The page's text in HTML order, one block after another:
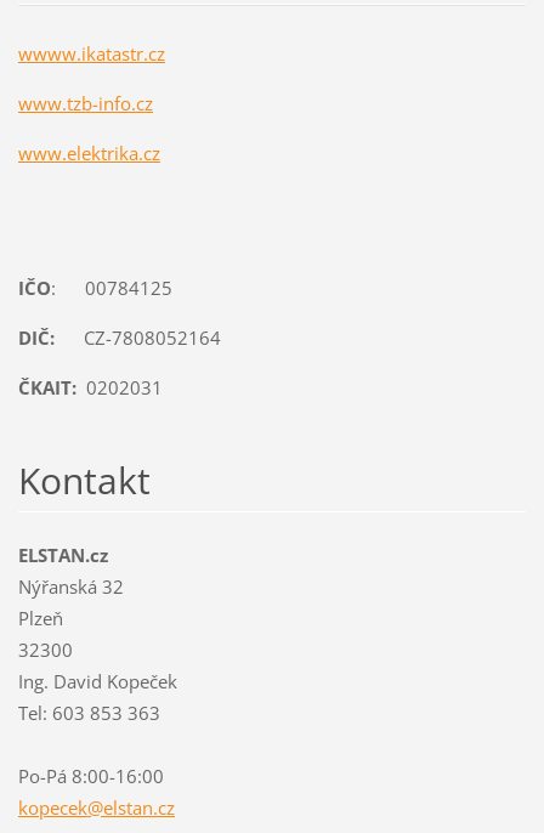
wwww.ikatastr.cz
www.tzb-info.cz
www.elektrika.cz
IČO: 00784125
DIČ: CZ-7808052164
ČKAIT: 0202031
Kontakt
ELSTAN.cz
Nýřanská 32
Plzeň
32300
Ing. David Kopeček
Tel: 603 853 363
Po-Pá 8:00-16:00
kopecek@elstan.cz